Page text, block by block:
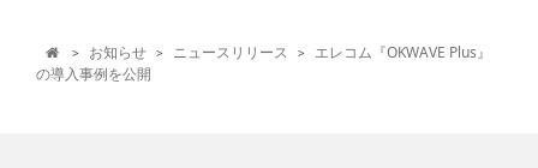
 > お知らせ > ニュースリリース >
エレコム『OKWAVE Plus』
の導入事例を公開